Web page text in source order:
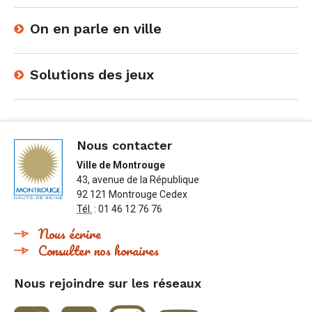
On en parle en ville
Solutions des jeux
Nous contacter
Ville de Montrouge
43, avenue de la République
92 121 Montrouge Cedex
Tél. : 01 46 12 76 76
Nous écrire
Consulter nos horaires
Nous rejoindre sur les réseaux